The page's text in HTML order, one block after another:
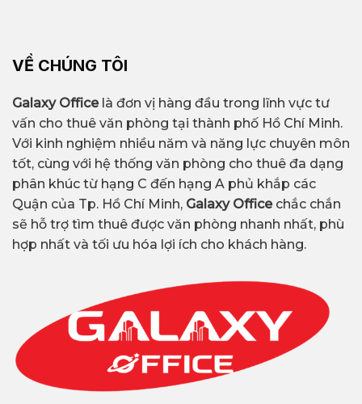
VỀ CHÚNG TÔI
Galaxy Officelà đơn vị hàng đầu trong lĩnh vực tư
vấn cho thuê văn phòng tại thành phố Hồ Chí Minh.
Với kinh nghiệm nhiều năm và năng lực chuyên môn
tốt, cùng với hệ thống văn phòng cho thuê đa dạng
phân khúc từ hạng C đến hạng A phủ khắp các
Quận của Tp. Hồ Chí Minh, Galaxy Office chắc chắn
sẽ hỗ trợ tìm thuê được văn phòng nhanh nhất, phù
hợp nhất và tối ưu hóa lợi ích cho khách hàng.